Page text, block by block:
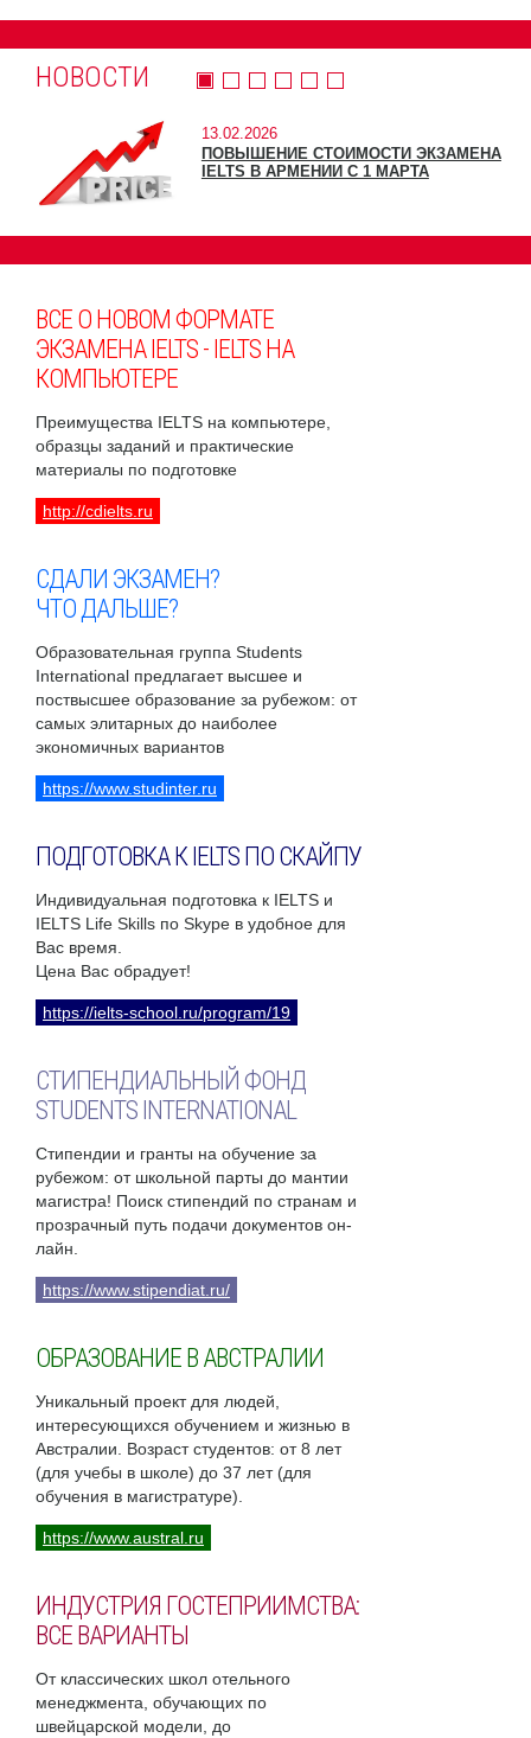
НОВОСТИ
13.02.2026
ПОВЫШЕНИЕ СТОИМОСТИ ЭКЗАМЕНА
IELTS В АРМЕНИИ С 1 МАРТА
ВСЕ О НОВОМ ФОРМАТЕ
ЭКЗАМЕНА IELTS - IELTS НА
КОМПЬЮТЕРЕ
Преимущества IELTS на компьютере,
образцы заданий и практические
материалы по подготовке
http://cdielts.ru
СДАЛИ ЭКЗАМЕН?
ЧТО ДАЛЬШЕ?
Образовательная группа Students
International предлагает высшее и
поствысшее образование за рубежом: от
самых элитарных до наиболее
экономичных вариантов
https://www.studinter.ru
ПОДГОТОВКА К IELTS ПО СКАЙПУ
Индивидуальная подготовка к IELTS и
IELTS Life Skills по Skype в удобное для
Вас время.
Цена Вас обрадует!
https://ielts-school.ru/program/19
СТИПЕНДИАЛЬНЫЙ ФОНД
STUDENTS INTERNATIONAL
Стипендии и гранты на обучение за
рубежом: от школьной парты до мантии
магистра! Поиск стипендий по странам и
прозрачный путь подачи документов он-
лайн.
https://www.stipendiat.ru/
ОБРАЗОВАНИЕ В АВСТРАЛИИ
Уникальный проект для людей,
интересующихся обучением и жизнью в
Австралии. Возраст студентов: от 8 лет
(для учебы в школе) до 37 лет (для
обучения в магистратуре).
https://www.austral.ru
ИНДУСТРИЯ ГОСТЕПРИИМСТВА:
ВСЕ ВАРИАНТЫ
От классических школ отельного
менеджмента, обучающих по
швейцарской модели, до